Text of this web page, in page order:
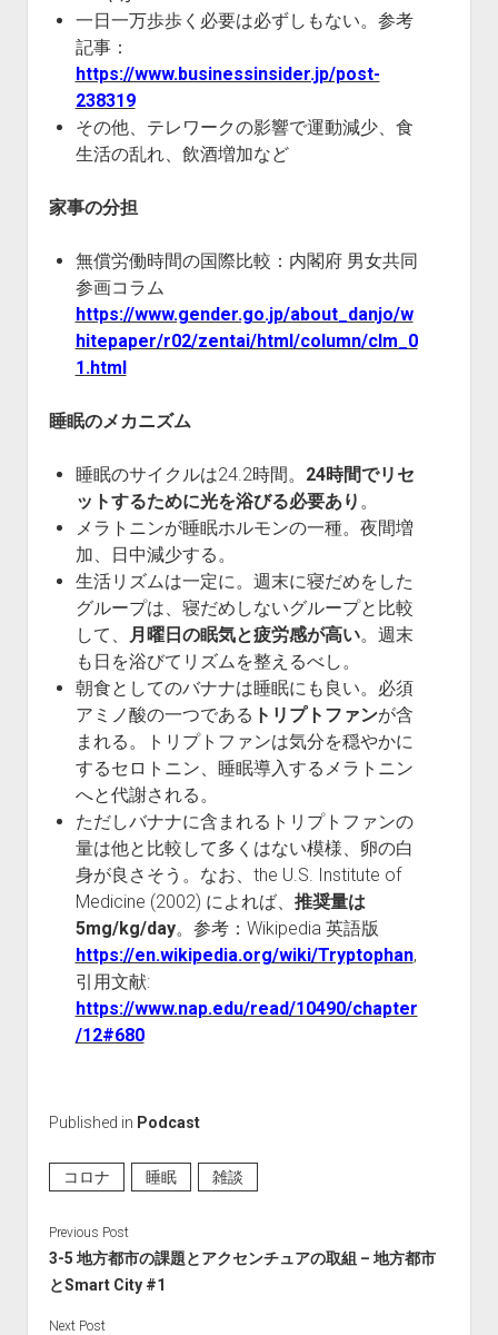
一日一万歩歩く必要は必ずしもない。参考
記事：
https://www.businessinsider.jp/post-
238319
その他、テレワークの影響で運動減少、食
生活の乱れ、飲酒増加など
家事の分担
無償労働時間の国際比較：内閣府 男女共同
参画コラム
https://www.gender.go.jp/about_danjo/w
hitepaper/r02/zentai/html/column/clm_0
1.html
睡眠のメカニズム
睡眠のサイクルは24.2時間。 24時間でリセ
ットするために光を浴びる必要あり 。
メラトニンが睡眠ホルモンの一種。夜間増
加、日中減少する。
生活リズムは一定に。週末に寝だめをした
グループは、寝だめしないグループと比較
して、
月曜日の眠気と疲労感が高い。週末
も日を浴びてリズムを整えるべし。
朝食としてのバナナは睡眠にも良い。必須
アミノ酸の一つである トリプトファンが含
まれる。トリプトファンは気分を穏やかに
するセロトニン、睡眠導入するメラトニン
へと代謝される。
ただしバナナに含まれるトリプトファンの
量は他と比較して多くはない模様、卵の白
身が良さそう。なお、the U.S. Institute of
Medicine (2002) によれば、 推奨量は
5mg/kg/day。参考：Wikipedia 英語版
https://en.wikipedia.org/wiki/Tryptophan,
引用文献:
https://www.nap.edu/read/10490/chapter
/12#680
Published in Podcast
コロナ 睡眠 雑談
Previous Post
3-5 地方都市の課題とアクセンチュアの取組 – 地方都市
とSmart City #1
Next Post